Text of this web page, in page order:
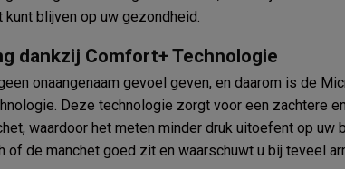
blijven op uw gezondheid.
dankzij Comfort+ Technologie
onaangenaam gevoel geven, en daarom is de
Deze technologie zorgt voor een zachtere
waardoor het meten minder druk uitoefent op uw
of de manchet goed zit en waarschuwt u bij teveel